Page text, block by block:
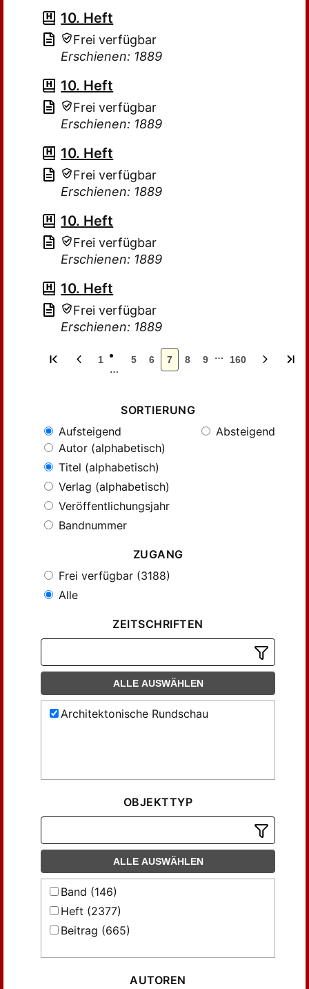
10. Heft
Frei verfügbar
Erschienen: 1889
10. Heft
Frei verfügbar
Erschienen: 1889
10. Heft
Frei verfügbar
Erschienen: 1889
10. Heft
Frei verfügbar
Erschienen: 1889
10. Heft
Frei verfügbar
Erschienen: 1889
1
…
5 6 7 8 9 … 160
SORTIERUNG
Aufsteigend
Absteigend
Autor (alphabetisch)
Titel (alphabetisch)
Verlag (alphabetisch)
Veröffentlichungsjahr
Bandnummer
ZUGANG
Frei verfügbar (3188)
Alle
ZEITSCHRIFTEN
ALLE AUSWÄHLEN
Architektonische Rundschau
OBJEKTTYP
ALLE AUSWÄHLEN
Band (146)
Heft (2377)
Beitrag (665)
AUTOREN